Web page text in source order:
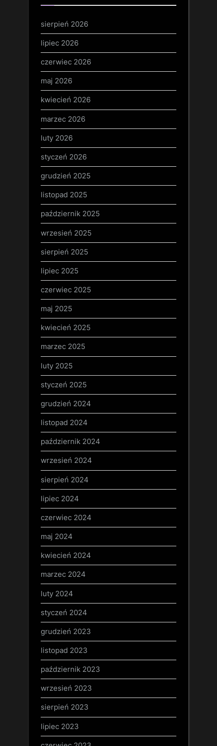
sierpień 2026
lipiec 2026
czerwiec 2026
maj 2026
kwiecień 2026
marzec 2026
luty 2026
styczeń 2026
grudzień 2025
listopad 2025
październik 2025
wrzesień 2025
sierpień 2025
lipiec 2025
czerwiec 2025
maj 2025
kwiecień 2025
marzec 2025
luty 2025
styczeń 2025
grudzień 2024
listopad 2024
październik 2024
wrzesień 2024
sierpień 2024
lipiec 2024
czerwiec 2024
maj 2024
kwiecień 2024
marzec 2024
luty 2024
styczeń 2024
grudzień 2023
listopad 2023
październik 2023
wrzesień 2023
sierpień 2023
lipiec 2023